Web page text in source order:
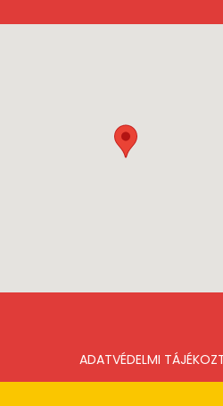
ADATVÉDELMI